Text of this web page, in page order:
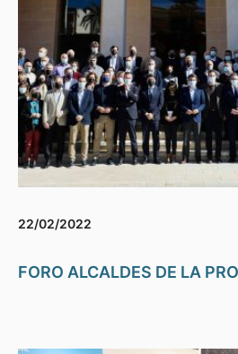
22/02/2022
FORO ALCALDES DE LA